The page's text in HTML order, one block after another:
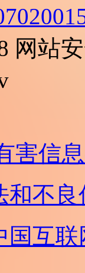
网站
害信
和不
国互